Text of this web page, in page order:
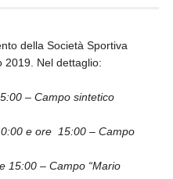
della Società Sportiva
2019. Nel dettaglio:
– Campo sintetico
e ore 15:00 – Campo
15:00 – Campo “Mario